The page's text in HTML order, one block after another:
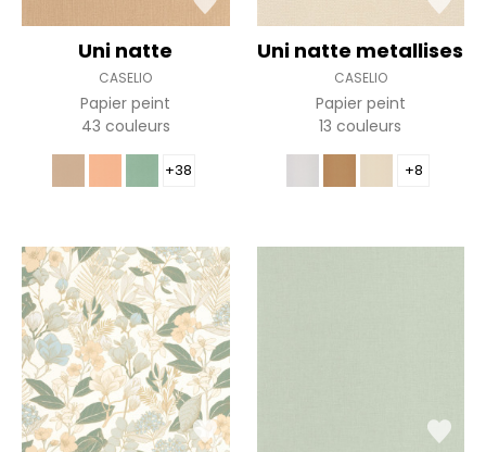
Uni natte
CASELIO
Papier peint
43 couleurs
+38
Uni natte metallises
CASELIO
Papier peint
13 couleurs
+8